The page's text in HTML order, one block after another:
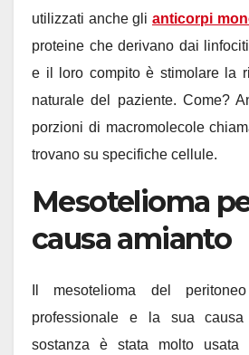
utilizzati anche gli anticorpi
proteine che derivano dai
e il loro compito è stimolare la
naturale del paziente. Come?
porzioni di macromolecole
trovano su specifiche cellule.
Mesotelioma
causa amianto
Il mesotelioma del
professionale e la sua causa
sostanza è stata molto